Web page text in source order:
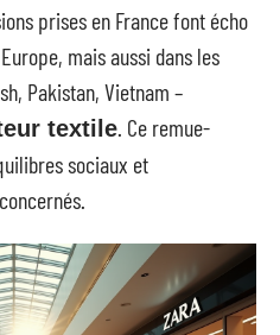
prises en France font écho
mais aussi dans les
Pakistan, Vietnam –
textile . Ce remue-
sociaux et